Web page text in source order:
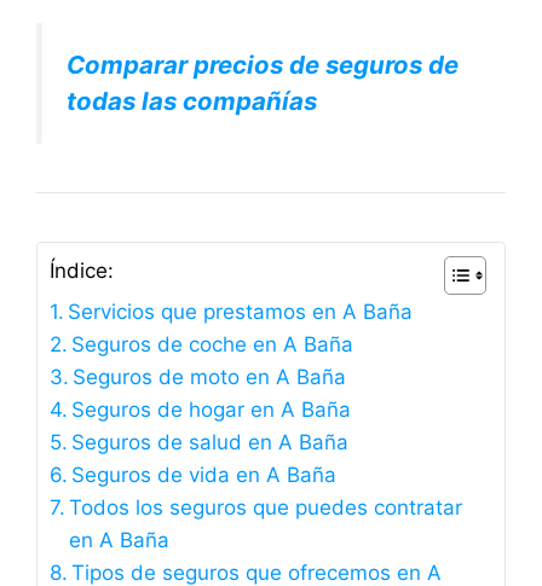
Comparar precios de seguros de
todas las compañías
Índice:
Servicios que prestamos en A Baña
Seguros de coche en A Baña
Seguros de moto en A Baña
Seguros de hogar en A Baña
Seguros de salud en A Baña
Seguros de vida en A Baña
Todos los seguros que puedes contratar
en A Baña
Tipos de seguros que ofrecemos en A